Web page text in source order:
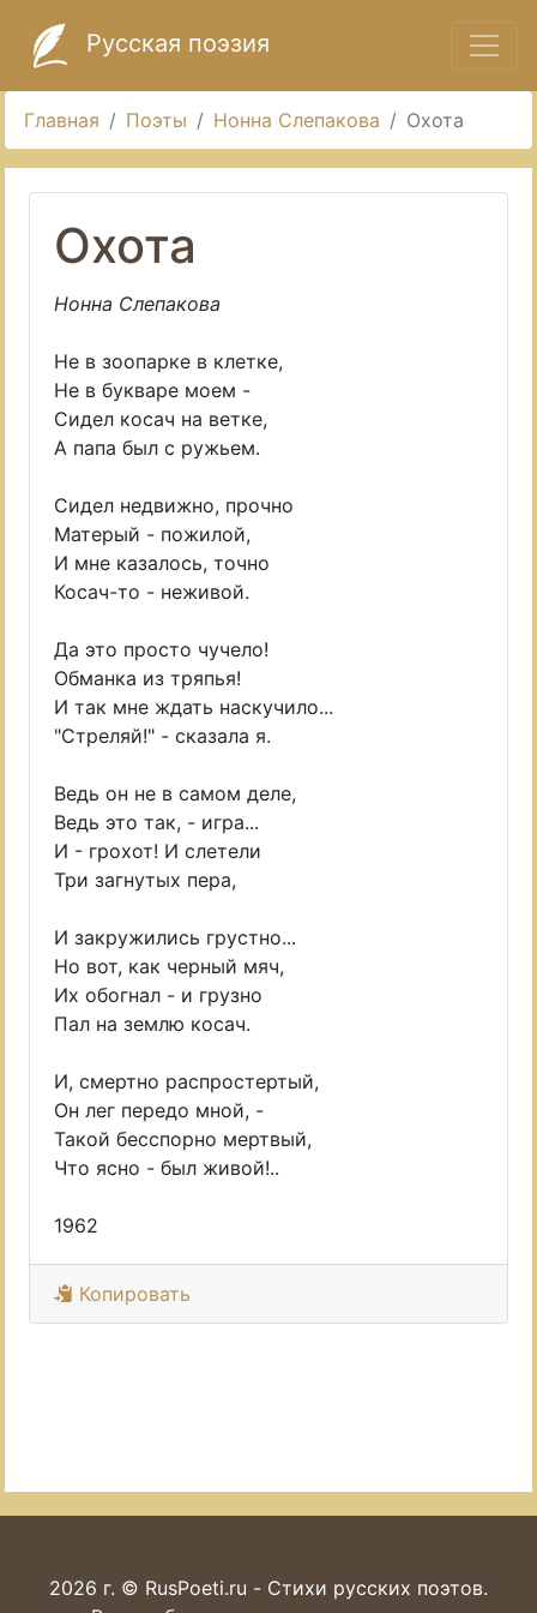
Русская поэзия
Главная Поэты Нонна Слепакова Охота
Охота
Нонна Слепакова
Не в зоопарке в клетке,
Не в букваре моем -
Сидел косач на ветке,
А папа был с ружьем.
Сидел недвижно, прочно
Матерый - пожилой,
И мне казалось, точно
Косач-то - неживой.
Да это просто чучело!
Обманка из тряпья!
И так мне ждать наскучило...
"Стреляй!" - сказала я.
Ведь он не в самом деле,
Ведь это так, - игра...
И - грохот! И слетели
Три загнутых пера,
И закружились грустно...
Но вот, как черный мяч,
Их обогнал - и грузно
Пал на землю косач.
И, смертно распростертый,
Он лег передо мной, -
Такой бесспорно мертвый,
Что ясно - был живой!..
1962
Копировать
2026 г. © RusPoeti.ru - Стихи русских поэтов.